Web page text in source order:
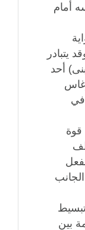
أمام
يتبادر
أحد
في
قوة
بين